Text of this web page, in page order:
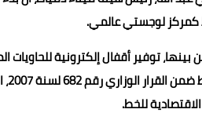
كمركز لوجستي عالمي.
بينها، توفير أقفال إلكترونية
للخط.